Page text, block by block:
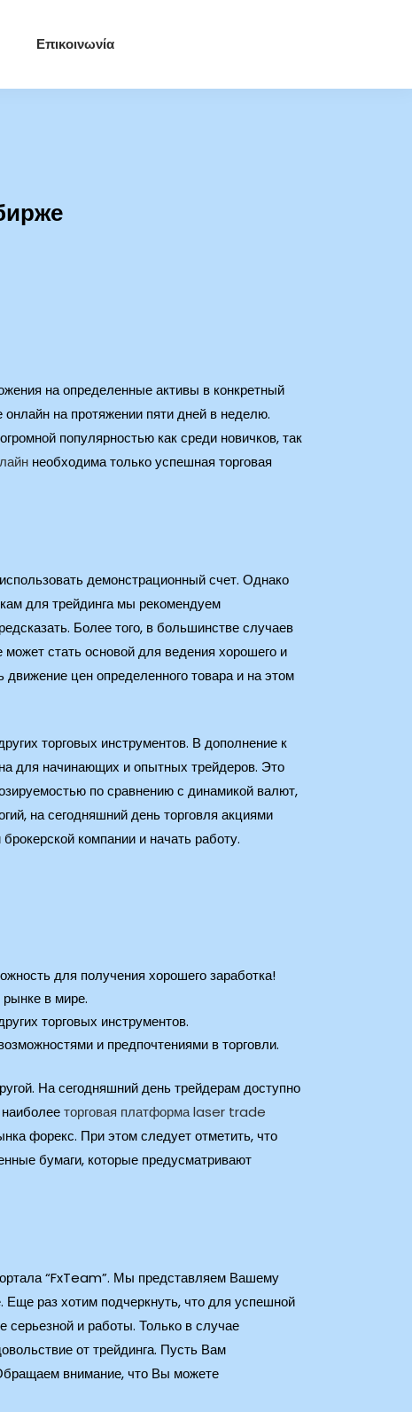
Επικοινωνία
на определенные активы в конкретный
на протяжении пяти дней в неделю.
популярностью как среди новичков, так
необходима только успешная торговая
демонстрационный счет. Однако
для трейдинга мы рекомендуем
Более того, в большинстве случаев
стать основой для ведения хорошего и
цен определенного товара и на этом
торговых инструментов. В дополнение к
для начинающих и опытных трейдеров. Это
по сравнению с динамикой валют,
на сегодняшний день торговля акциями
компании и начать работу.
для получения хорошего заработка!
в мире.
торговых инструментов.
и предпочтениями в торговли.
На сегодняшний день трейдерам доступно
торговая платформа laser trade
форекс. При этом следует отметить, что
бумаги, которые предусматривают
“FxTeam”. Мы представляем Вашему
раз хотим подчеркнуть, что для успешной
серьезной и работы. Только в случае
от трейдинга. Пусть Вам
внимание, что Вы можете